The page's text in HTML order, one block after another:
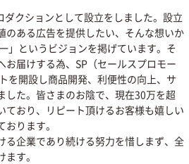
クションとして設立をしました。設立
のある広告を提供したい、そんな想いか
」というビジョンを掲げています。そ
お届けする為、SP（セールスプロモー
を開設し商品開発、利便性の向上、サ
した。皆さまのお陰で、現在30万を超
ており、リピート頂けるお客様も嬉しい
ります。
る企業であり続ける努力を惜しまず、全
す。